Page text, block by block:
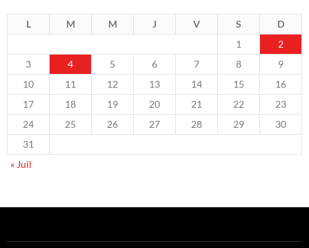
L M M J V S
D
1
2
3
4 5 6 7 8
9
10
11 12 13 14 15
16
17
18 19 20 21 22
23
24
25 26 27 28 29
30
31
« Juil